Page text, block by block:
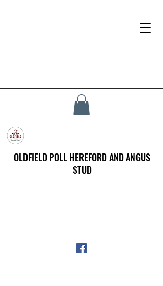
OLDFIELD POLL HEREFORD AND ANGUS
STUD